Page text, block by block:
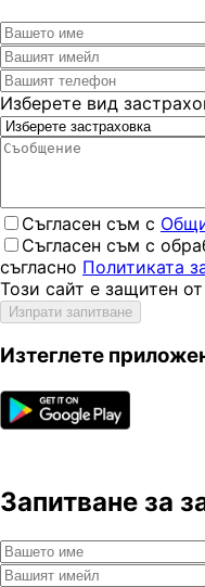
Изберете вид
Съгласен съм с
Съгласен съм с
съгласно Политиката
Този сайт е защитен
Изпрати запитване
Изтеглете
Запитване за